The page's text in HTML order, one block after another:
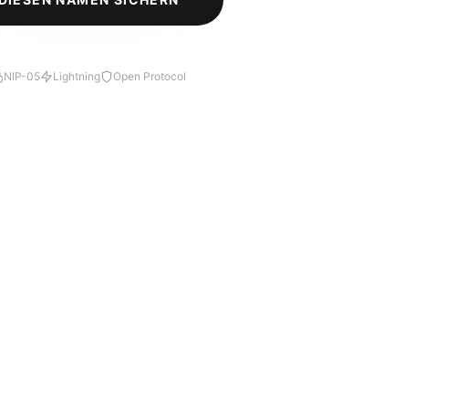
NIP-05 Lightning Open Protocol